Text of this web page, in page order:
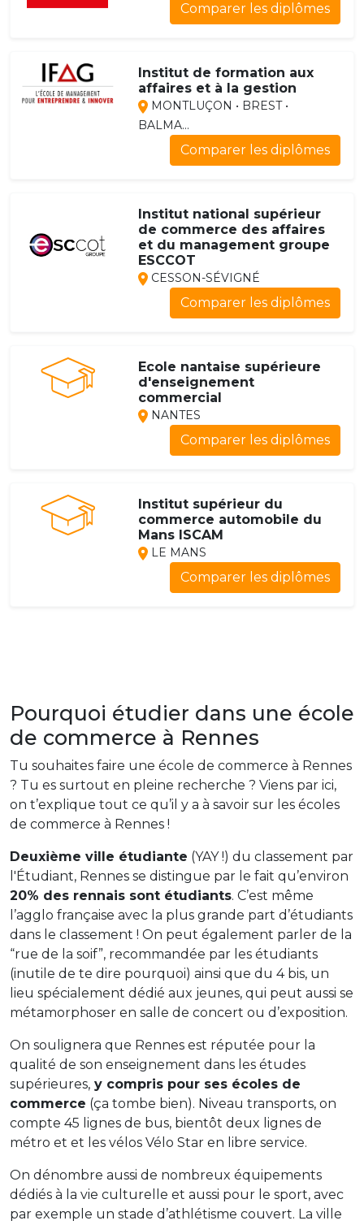
Comparer les diplômes
Institut de formation aux
affaires et à la gestion
MONTLUÇON • BREST •
BALMA...
Comparer les diplômes
Institut national supérieur
de commerce des affaires
et du management groupe
ESCCOT
CESSON-SÉVIGNÉ
Comparer les diplômes
Ecole nantaise supérieure
d'enseignement
commercial
NANTES
Comparer les diplômes
Institut supérieur du
commerce automobile du
Mans ISCAM
LE MANS
Comparer les diplômes
Pourquoi étudier dans une école
de commerce à Rennes
Tu souhaites faire une école de commerce à Rennes
? Tu es surtout en pleine recherche ? Viens par ici,
on t’explique tout ce qu’il y a à savoir sur les écoles
de commerce à Rennes !
Deuxième ville étudiante (YAY !) du classement par
l'Étudiant, Rennes se distingue par le fait qu’environ
20% des rennais sont étudiants. C’est même
l’agglo française avec la plus grande part d’étudiants
dans le classement ! On peut également parler de la
“rue de la soif”, recommandée par les étudiants
(inutile de te dire pourquoi) ainsi que du 4 bis, un
lieu spécialement dédié aux jeunes, qui peut aussi se
métamorphoser en salle de concert ou d’exposition.
On soulignera que Rennes est réputée pour la
qualité de son enseignement dans les études
supérieures, y compris pour ses écoles de
commerce (ça tombe bien). Niveau transports, on
compte 45 lignes de bus, bientôt deux lignes de
métro et et les vélos Vélo Star en libre service.
On dénombre aussi de nombreux équipements
dédiés à la vie culturelle et aussi pour le sport, avec
par exemple un stade d’athlétisme couvert. La ville